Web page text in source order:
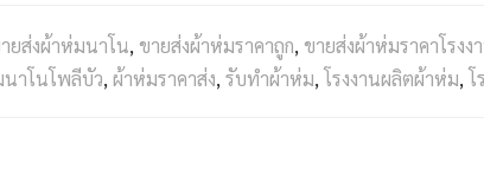
ยส่งผ้าห่มนาโน, ขายส่งผ้าห่มราคาถูก, ขายส่งผ้าห่มราคาโรงง
าโนโพลีบัว, ผ้าห่มราคาส่ง, รับทำผ้าห่ม, โรงงานผลิตผ้าห่ม,